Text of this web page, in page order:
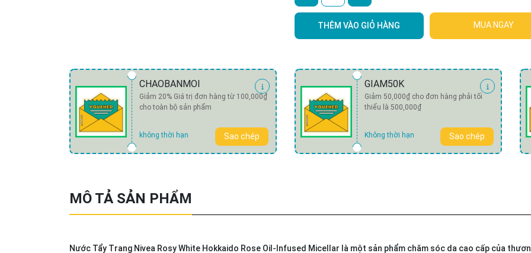
THÊM VÀO GIỎ HÀNG MUA NGAY
CHAOBANMOI
Giảm 20% Giá trị đơn hàng từ 100,000₫
cho toàn bộ sản phẩm
không thời hạn Sao chép
GIAM50K
Giảm 50,000₫ cho đơn hàng phải tối
thiểu là 500,000₫
Không thời hạn Sao chép
MÔ TẢ SẢN PHẨM
Nước Tẩy Trang Nivea Rosy White Hokkaido Rose Oil-Infused Micellar là một sản phẩm chăm sóc da cao cấp của